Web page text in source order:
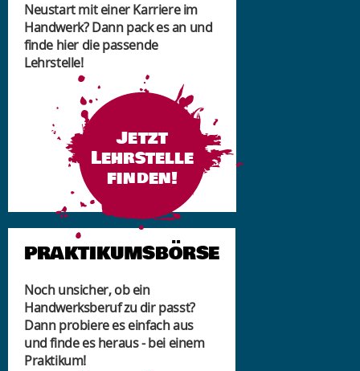
Neustart mit einer Karriere im
Handwerk? Dann pack es an und
finde hier die passende
Lehrstelle!
Jetzt
Lehrstelle
finden!
PRAKTIKUMSBÖRSE
Noch unsicher, ob ein
Handwerksberuf zu dir passt?
Dann probiere es einfach aus
und finde es heraus - bei einem
Praktikum!